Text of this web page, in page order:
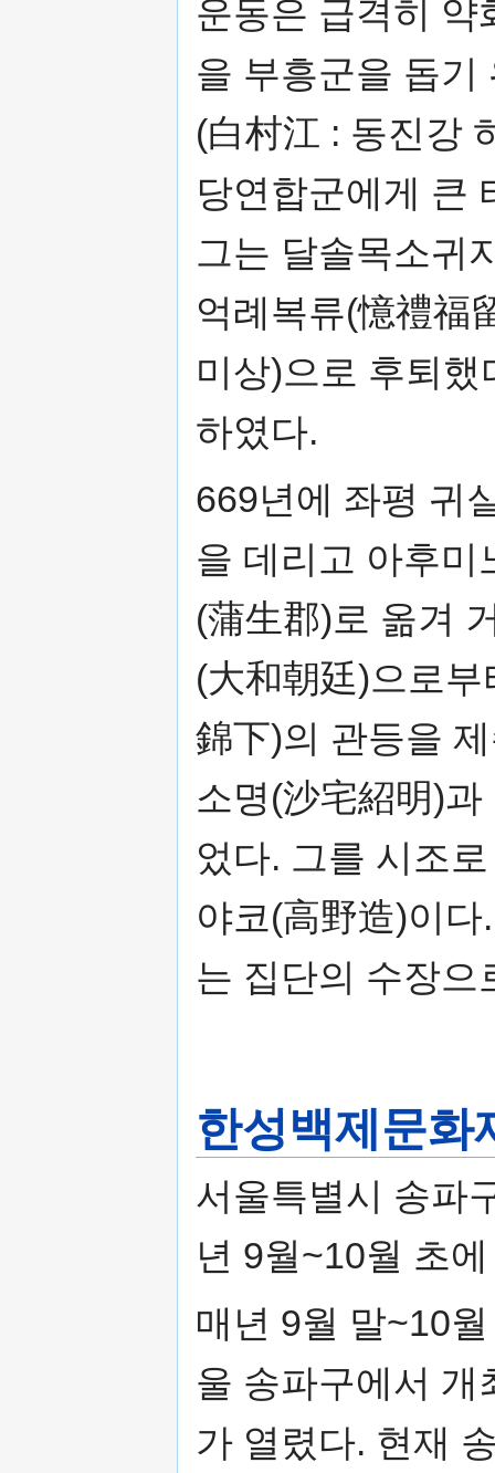
운동은 급격히 약
을 부흥군을 돕기
(白村江 : 동진강
당연합군에게 큰
그는 달솔목소귀
억례복류(憶禮福
미상)으로 후퇴
하였다.
669년에 좌평 귀
을 데리고 아후미
(蒲生郡)로 옮겨
(大和朝廷)으로
錦下)의 관등을
소명(沙宅紹明)
었다. 그를 시조
야코(高野造)이
는 집단의 수장으
한성백제문화
서울특별시 송파
년 9월~10월 초
매년 9월 말~10
울 송파구에서 개
가 열렸다. 현재